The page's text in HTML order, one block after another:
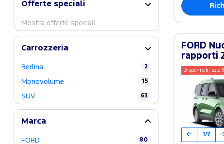
Offerte speciali
Mostra offerte speciali
Carrozzeria
Berlina 2
Monovolume 15
SUV 63
Marca
FORD 80
FORD
rapporti
Disponibili: solo 1
1/7